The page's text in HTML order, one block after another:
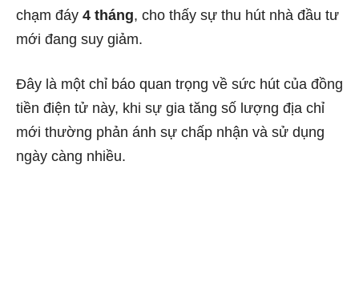
chạm đáy 4 tháng, cho thấy sự thu hút nhà đầu tư
mới đang suy giảm.
Đây là một chỉ báo quan trọng về sức hút của đồng
tiền điện tử này, khi sự gia tăng số lượng địa chỉ
mới thường phản ánh sự chấp nhận và sử dụng
ngày càng nhiều.